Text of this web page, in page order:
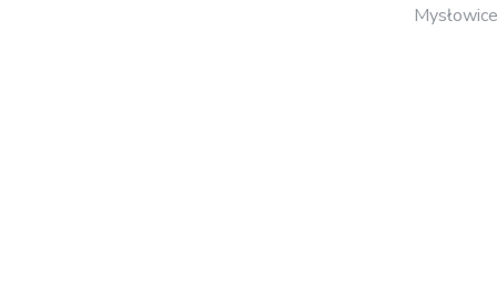
Mysłowice